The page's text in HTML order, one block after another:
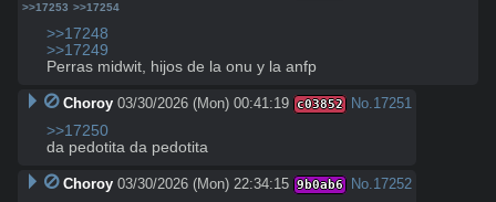
>>17253 >>17254
>>17248
>>17249
Perras midwit, hijos de la onu y la anfp
Choroy 03/30/2026 (Mon) 00:41:19 c03852 No.17251
>>17250
da pedotita da pedotita
Choroy 03/30/2026 (Mon) 22:34:15 9b0ab6 No.17252